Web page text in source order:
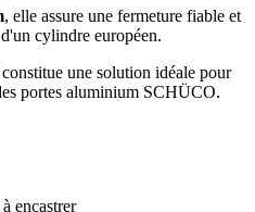
, elle assure une fermeture fiable et
cylindre européen.
une solution idéale pour
portes aluminium SCHÜCO.
encastrer